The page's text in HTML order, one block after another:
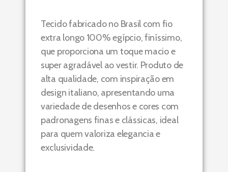
Tecido fabricado no Brasil com fio
extra longo 100% egípcio, finíssimo,
que proporciona um toque macio e
super agradável ao vestir. Produto de
alta qualidade, com inspiração em
design italiano, apresentando uma
variedade de desenhos e cores com
padronagens finas e clássicas, ideal
para quem valoriza elegancia e
exclusividade.